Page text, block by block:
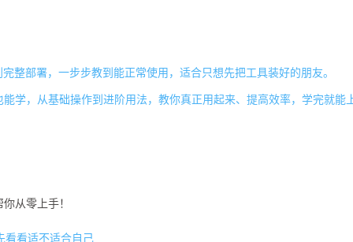
整部署，一步步教到能正常使用，适合只想先把工具装好的朋友。
学，从基础操作到进阶用法，教你真正用起来、提高效率，学完就能
从零上手！
看看适不适合自己